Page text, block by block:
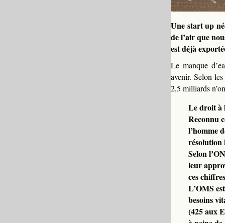
Une start up
de l’air que
est déjà
Le manque
avenir. Selon
2,5 milliards
Le droit à
Reconnu
l’homme
résolution
Selon
leur
ces
L’OMS
besoins
(425 aux